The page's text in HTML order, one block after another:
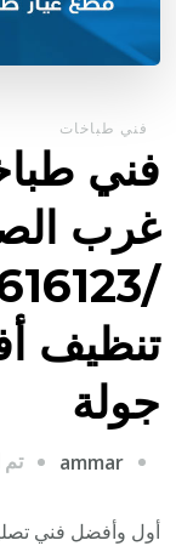
فني طباخات
فني
غرب
تنظيف
جولة
ammar تم
أول وأفضل فني